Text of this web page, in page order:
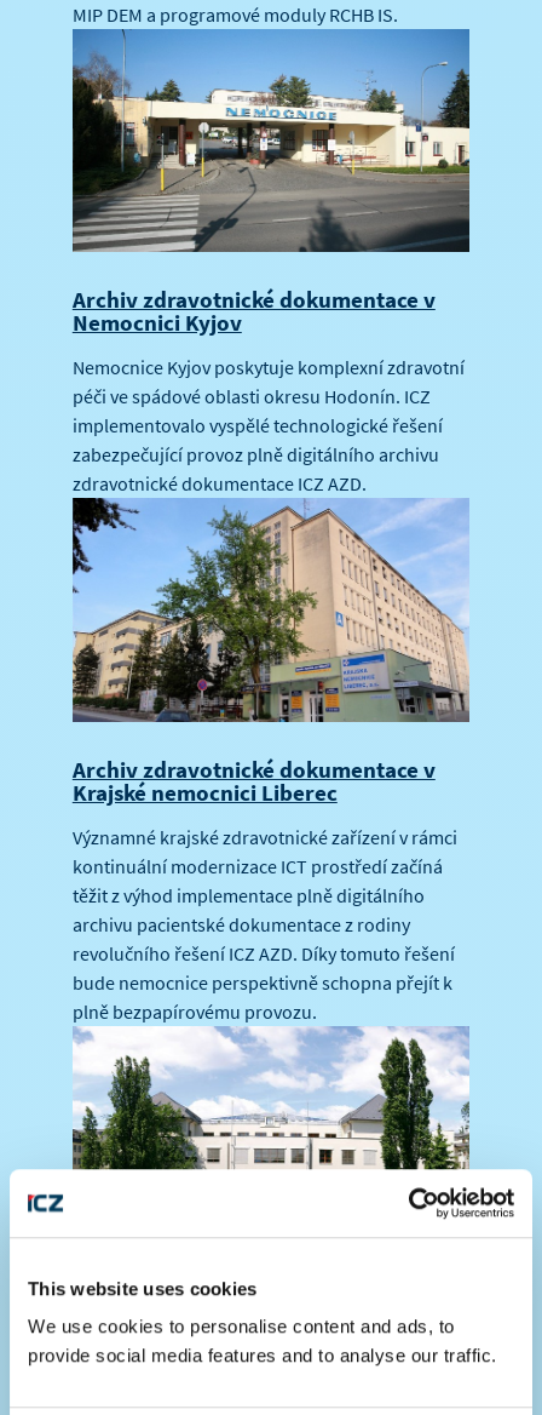
This website uses cookies
We use cookies to personalise content and ads, to
provide social media features and to analyse our traffic.
MIP DEM a programové moduly RCHB IS.
Archiv zdravotnické dokumentace v
Nemocnici Kyjov
Nemocnice Kyjov poskytuje komplexní zdravotní
péči ve spádové oblasti okresu Hodonín. ICZ
implementovalo vyspělé technologické řešení
zabezpečující provoz plně digitálního archivu
zdravotnické dokumentace ICZ AZD.
Archiv zdravotnické dokumentace v
Krajské nemocnici Liberec
Významné krajské zdravotnické zařízení v rámci
kontinuální modernizace ICT prostředí začíná
těžit z výhod implementace plně digitálního
archivu pacientské dokumentace z rodiny
revolučního řešení ICZ AZD. Díky tomuto řešení
bude nemocnice perspektivně schopna přejít k
plně bezpapírovému provozu.
PACS v ÚVN Praha
ICZ je realizátorem pro řešení elektronické
zdravotnické obrazové informace ve špičkovém